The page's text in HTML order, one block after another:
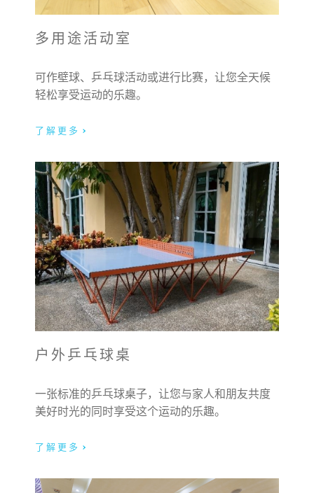
多用途活动室
可作壁球、乒乓球活动或进行比赛，让您全天候
轻松享受运动的乐趣。
了解更多
户外乒乓球桌
一张标准的乒乓球桌子，让您与家人和朋友共度
美好时光的同时享受这个运动的乐趣。
了解更多